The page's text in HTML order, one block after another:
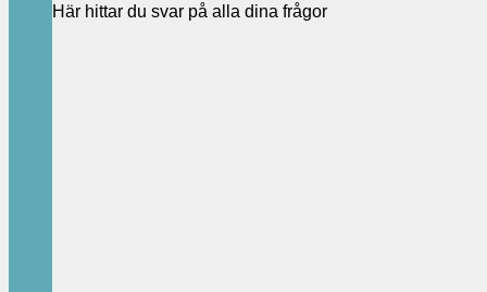
Här hittar du svar på alla dina frågor